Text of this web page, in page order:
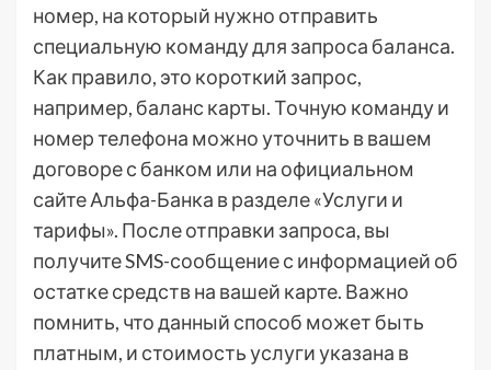
номер, на который нужно отправить
специальную команду для запроса баланса.
Как правило, это короткий запрос,
например, баланс карты. Точную команду и
номер телефона можно уточнить в вашем
договоре с банком или на официальном
сайте Альфа-Банка в разделе «Услуги и
тарифы». После отправки запроса, вы
получите SMS-сообщение с информацией об
остатке средств на вашей карте. Важно
помнить, что данный способ может быть
платным, и стоимость услуги указана в